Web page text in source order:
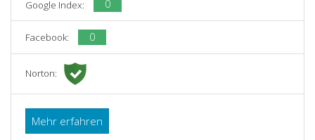
Google Index: 0
Facebook: 0
Norton:
Mehr erfahren